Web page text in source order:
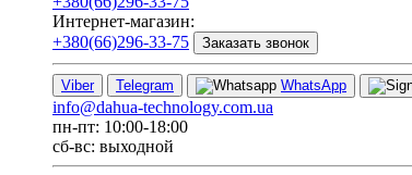
Интернет-магазин:
+380(66)296-33-75
Заказать звонок
Viber Telegram WhatsApp
info@dahua-technology.com.ua
пн-пт: 10:00-18:00
сб-вс: выходной